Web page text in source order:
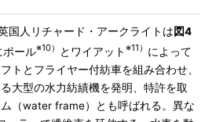
国人リチャード・アークライトは図4
ポール※10） とワイアット ※11） によって
トとフライヤー付紡車を組み合わせ、
大型の水力紡績機を発明、特許を取
（water frame）とも呼ばれる。異な